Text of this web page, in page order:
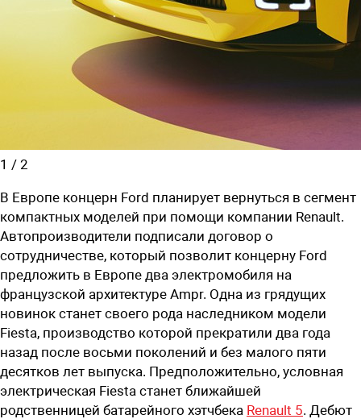
1 / 2
В Европе концерн Ford планирует вернуться в сегмент
компактных моделей при помощи компании Renault.
Автопроизводители подписали договор о
сотрудничестве, который позволит концерну Ford
предложить в Европе два электромобиля на
французской архитектуре Ampr. Одна из грядущих
новинок станет своего рода наследником модели
Fiesta, производство которой прекратили два года
назад после восьми поколений и без малого пяти
десятков лет выпуска. Предположительно, условная
электрическая Fiesta станет ближайшей
родственницей батарейного хэтчбека Renault 5. Дебют